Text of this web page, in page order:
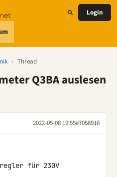
Login
› Thread
Q3BA auslesen
2022-05-08 19:55#7058916
für 230V